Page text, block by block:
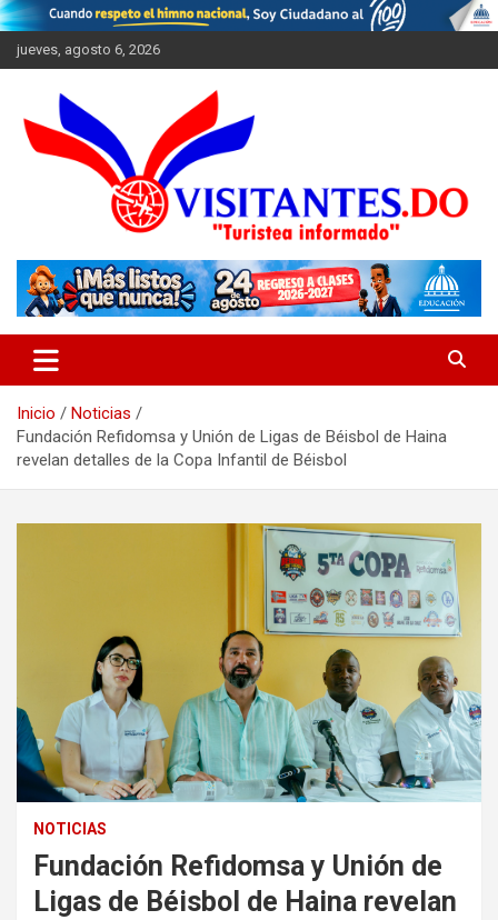
Saltar
al
contenido
jueves, agosto 6, 2026
Visitantes
Inicio
Noticias
Fundación Refidomsa y Unión de Ligas de Béisbol de Haina
revelan detalles de la Copa Infantil de Béisbol
NOTICIAS
Fundación Refidomsa y Unión de
Ligas de Béisbol de Haina revelan